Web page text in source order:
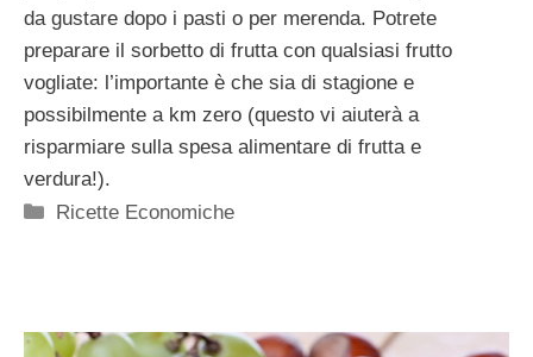
da gustare dopo i pasti o per merenda. Potrete
preparare il sorbetto di frutta con qualsiasi frutto
vogliate: l’importante è che sia di stagione e
possibilmente a km zero (questo vi aiuterà a
risparmiare sulla spesa alimentare di frutta e
verdura!).
Categorie
Ricette Economiche